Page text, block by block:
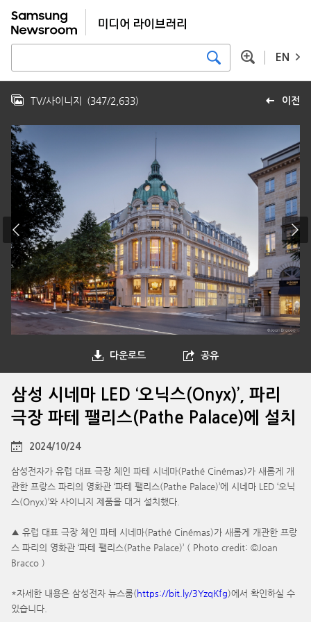
EN
이전
TV/사이니지 (347/2,633)
다운로드 공유
삼성 시네마 LED ‘오닉스(Onyx)’, 파리
극장 파테 팰리스(Pathe Palace)에 설치
2024/10/24
삼성전자가 유럽 대표 극장 체인 파테 시네마(Pathé Cinémas)가 새롭게 개
관한 프랑스 파리의 영화관 ‘파테 팰리스(Pathe Palace)’에 시네마 LED ‘오닉
스(Onyx)’와 사이니지 제품을 대거 설치했다.
▲ 유럽 대표 극장 체인 파테 시네마(Pathé Cinémas)가 새롭게 개관한 프랑
스 파리의 영화관 ‘파테 팰리스(Pathe Palace)’ ( Photo credit: ©Joan
Bracco )
*자세한 내용은 삼성전자 뉴스룸(https://bit.ly/3YzqKfg)에서 확인하실 수
있습니다.